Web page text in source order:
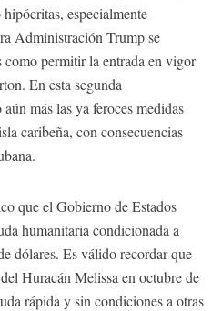
especialmente
Administración Trump se
como permitir la entrada en vigor
En esta segunda
más las ya feroces medidas
caribeña, con consecuencias
que el Gobierno de Estados
humanitaria condicionada a
dólares. Es válido recordar que
Huracán Melissa en octubre de
rápida y sin condiciones a otras